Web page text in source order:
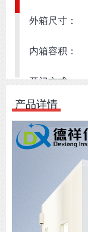
外箱尺寸：
内箱容积：
开门方式：
冷却方式：
机器重量：
电源功率：
机身颜色：
产品详情